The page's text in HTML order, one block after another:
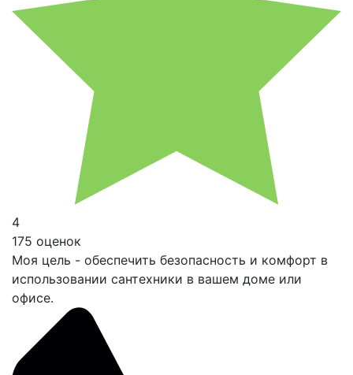
4
175 оценок
Моя цель - обеспечить безопасность и комфорт в
использовании сантехники в вашем доме или
офисе.